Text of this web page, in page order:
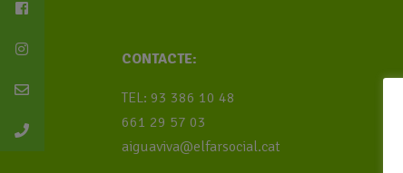
CONTACTE:
TEL: 93 386 10 48
661 29 57 03
aiguaviva@elfarsocial.cat